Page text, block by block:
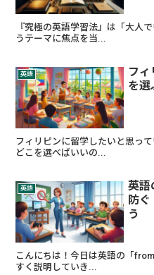
『究極の英語学習法』は「大人
うテーマに焦点を当...
英語
フ
を選
フィリピンに留学したいと思っ
どこを選べばいいの...
英語
英語
防
う
こんにちは！今日は英語の「
すく説明していき...